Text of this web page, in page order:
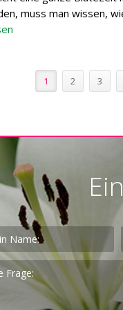
muss man wissen,
1 2 3